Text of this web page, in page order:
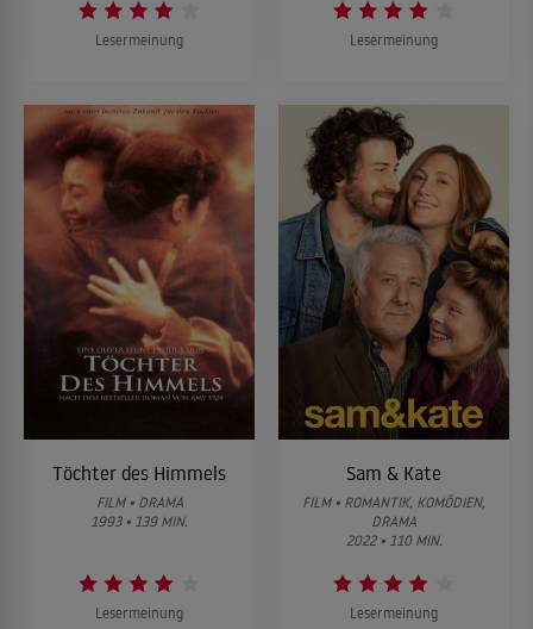
Lesermeinung Lesermeinung
Töchter des Himmels
FILM • DRAMA
1993 • 139 MIN.
Lesermeinung
Sam & Kate
FILM • ROMANTIK, KOMÖDIEN,
DRAMA
2022 • 110 MIN.
Lesermeinung